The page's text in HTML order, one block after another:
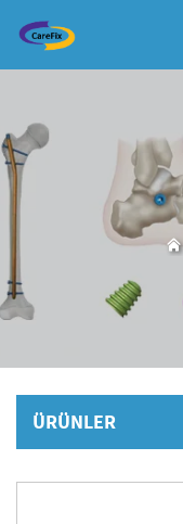
ÜRÜNLER